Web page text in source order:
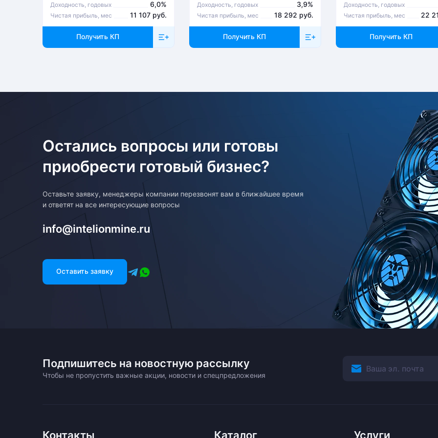
Доходность, годовых 6,0%
Чистая прибыль, мес 11 107 руб.
Получить КП
Доходность, годовых 3,9%
Чистая прибыль, мес 18 292 руб.
Получить КП
Доходность, годовых
Чистая прибыль, мес 22
Получить КП
Остались вопросы или готовы
приобрести готовый бизнес?
Оставьте заявку, менеджеры компании перезвонят вам в ближайшее время
и ответят на все интересующие вопросы
info@intelionmine.ru
Оставить заявку
Подпишитесь на новостную рассылку
Чтобы не пропустить важные акции, новости и спецпредложения
Контакты Каталог Услуги